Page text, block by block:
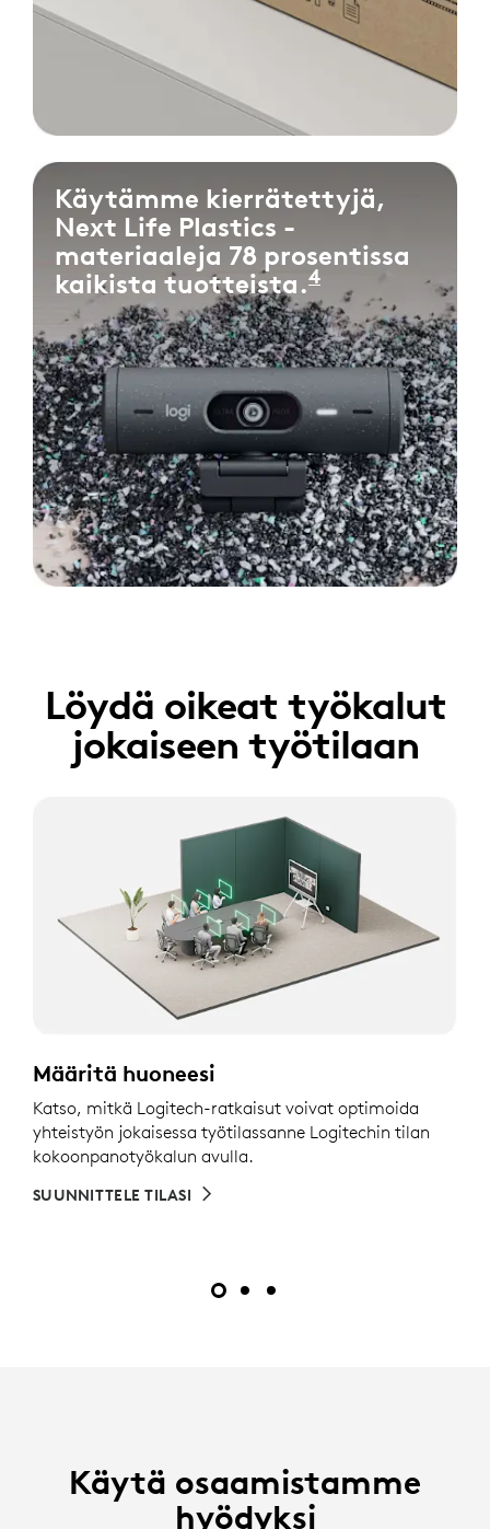
Käytämme kierrätettyjä,
Next Life Plastics -
materiaaleja 78 prosentissa
kaikista tuotteista.4 Perustuu
Löydä oikeat työkalut
jokaiseen työtilaan
Määritä huoneesi
Katso, mitkä Logitech-ratkaisut voivat optimoida
yhteistyön jokaisessa työtilassanne Logitechin tilan
kokoonpanotyökalun avulla.
SUUNNITTELE TILASI
Käytä osaamistamme
hyödyksi